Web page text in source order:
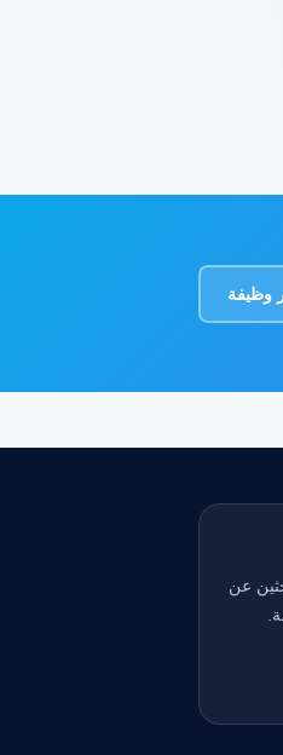
وظيفة
عن